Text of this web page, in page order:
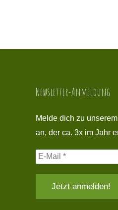
Newsletter-Anmeldung
Melde dich zu
an, der ca. 3x im Jahr